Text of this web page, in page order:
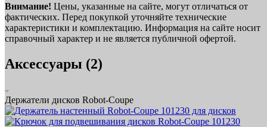
Внимание! Цены, указанные на сайте, могут отличаться от
фактических. Перед покупкой уточняйте технические
характеристики и комплектацию. Информация на сайте носит
справочный характер и не является публичной офертой.
Аксессуары (2)
Держатели дисков Robot-Coupe